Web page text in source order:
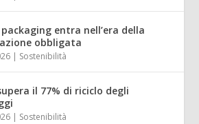
packaging entra nell’era della
obbligata
| Sostenibilità
il 77% di riciclo degli
| Sostenibilità